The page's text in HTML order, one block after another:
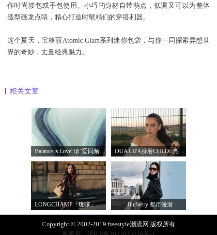
作时尚腰包或手包使用。小巧的身材自带萌点，低调又可以为整体
造型画龙点睛，精心打造时髦精们的穿搭利器。
这个夏天，宝格丽Atomic Glam系列迷你包袋，与你一同探索异想世
界的奇妙，丈量经典魅力。
相关文章
Balance is Love“珍”爱同频 耀启七夕 TASA DUA LIPA身着CHLOÉ亮相 2026 SUNNY HILL 音乐节
LONGCHAMP「珑骧」全新LE CADENCE 系列 奏响法 Burberry 都市漫游
Copyright © 2002-2019 freestyle潮流网 版权所有